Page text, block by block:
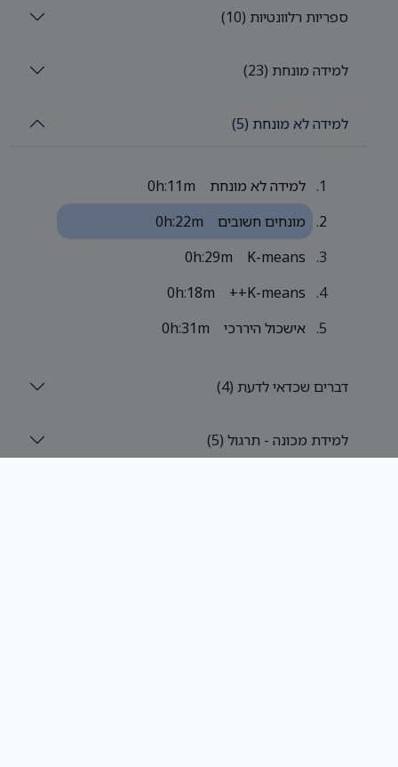
ספריות רלוונטיות (10)
למידה מונחת (23)
למידה לא מונחת (5)
למידה לא מונחת
0h:11m
מונחים חשובים
0h:22m
K-means
0h:29m
K-means++
0h:18m
אישכול היררכי
0h:31m
דברים שכדאי לדעת (4)
למידת מכונה - תרגול (5)